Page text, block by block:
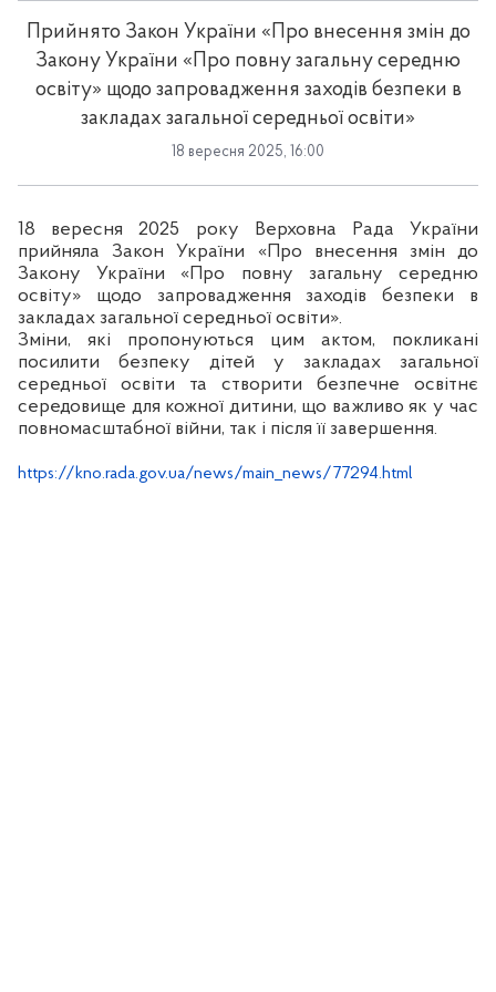
Прийнято Закон України «Про внесення змін до
Закону України «Про повну загальну середню
освіту» щодо запровадження заходів безпеки в
закладах загальної середньої освіти»
18 вересня 2025, 16:00
18 вересня 2025 року Верховна Рада України
прийняла Закон України «Про внесення змін до
Закону України «Про повну загальну середню
освіту» щодо запровадження заходів безпеки в
закладах загальної середньої освіти».
Зміни, які пропонуються цим актом, покликані
посилити безпеку дітей у закладах загальної
середньої освіти та створити безпечне освітнє
середовище для кожної дитини, що важливо як у час
повномасштабної війни, так і після її завершення.
https://kno.rada.gov.ua/news/main_news/77294.html